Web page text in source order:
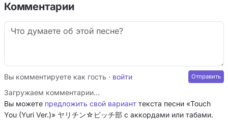
Комментарии
Вы комментируете как гость · войти
Загружаем комментарии…
Вы можете предложить свой вариант текста песни «Touch
You (Yuri Ver.)» ヤリチン☆ビッチ部 с аккордами или табами.